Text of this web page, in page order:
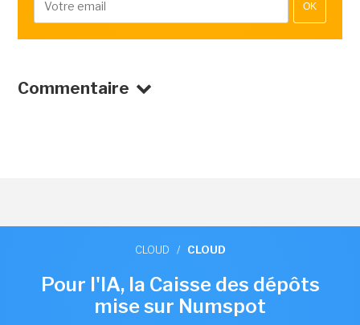
OK
Commentaire
CLOUD / CLOUD
Pour l'IA, la Caisse des dépôts
mise sur Numspot